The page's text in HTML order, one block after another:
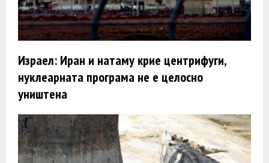
Израел: Иран и натаму крие центрифуги,
нуклеарната програма не е целосно
уништена